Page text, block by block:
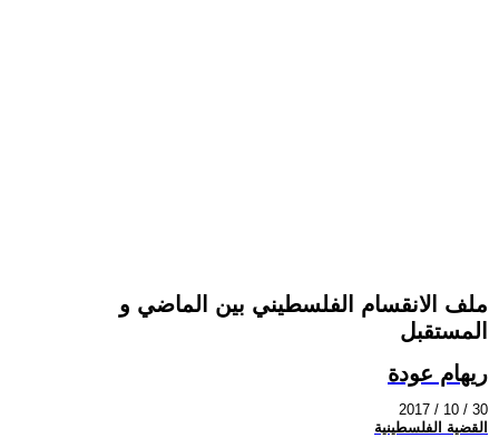
ملف الانقسام الفلسطيني بين الماضي و
المستقبل
ريهام عودة
2017 / 10 / 30
القضية الفلسطينية